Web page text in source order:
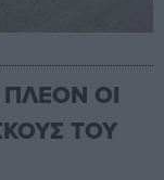
ΟΙ
ΤΟΥ